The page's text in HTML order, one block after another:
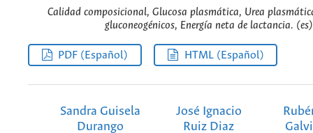
Calidad composicional, Glucosa plasmática, Urea
gluconeogénicos, Energía neta de lactancia. (es)
PDF (Español) HTML (Español)
Sandra Guisela
Durango
José Ignacio
Ruiz Diaz